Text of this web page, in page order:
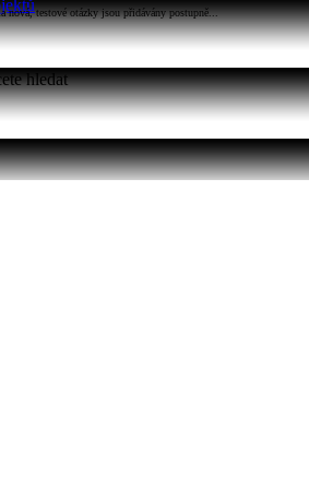
nová, testové otázky jsou přidávány postupně...
hledat